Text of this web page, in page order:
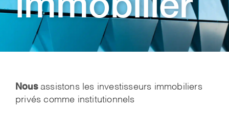
Nousassistons les investisseurs immobiliers
privés comme institutionnels